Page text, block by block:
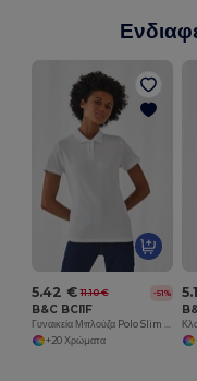
5.42 € 11.10 € -51%
B&C BCI1F
Γυναικεία Μπλούζα Polo Slim Fit από Βαμβάκι B&C
+20 Χρώματα